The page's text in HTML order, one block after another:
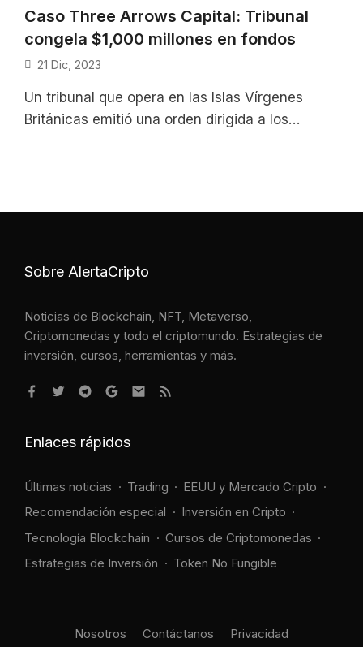
Caso Three Arrows Capital: Tribunal
congela $1,000 millones en fondos
21 Dic, 2023
Un tribunal que opera en las Islas Vírgenes
Británicas emitió una orden dirigida a los
Sobre AlertaCripto
Noticias de Blockchain, NFT, Metaverso,
Criptomonedas y todo el criptomundo. Estrategias de
inversión, cursos, herramientas y más.
Enlaces rápidos
Últimas noticias Trading
EEUU y Mercado Cripto
Recomendación especial
Inversión en Cripto
Tecnología Blockchain
Cursos de Criptomonedas
Estrategias de Inversión
Token No Fungible
Nosotros Contáctanos Privacidad